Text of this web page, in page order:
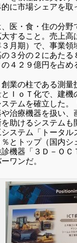
に市場シェアを取
医・食・住の分野
すること。売上高
月期）で、事業領
３分の２にあたる
４２９億円を占め
業の柱である測量
ＩｏＴ化で、建機
テムを確立した。
治療機器を扱い、
助けるシステムも
ステム「トータル
とトップ（国内シ
機器「３Ｄ－ＯＣ
ワンだ。